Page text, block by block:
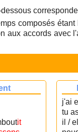
composés
aux accords avec
it
j'ai
tu
il /